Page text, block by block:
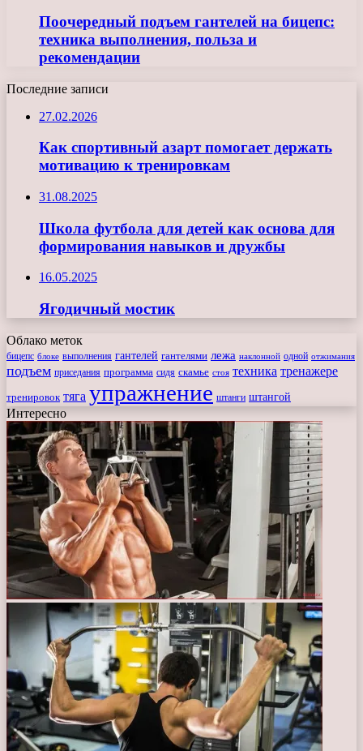
Поочередный подъем гантелей на бицепс:
техника выполнения, польза и
рекомендации
Последние записи
27.02.2026
Как спортивный азарт помогает держать
мотивацию к тренировкам
31.08.2025
Школа футбола для детей как основа для
формирования навыков и дружбы
16.05.2025
Ягодичный мостик
Облако меток
бицепс блоке выполнения гантелей гантелями лежа наклонной одной отжимания
подъем приседания программа сидя скамье стоя техника тренажере
тренировок тяга упражнение штанги штангой
Интересно